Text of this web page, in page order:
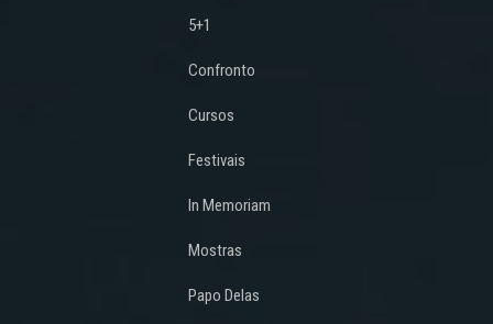
5+1
Confronto
Cursos
Festivais
In Memoriam
Mostras
Papo Delas